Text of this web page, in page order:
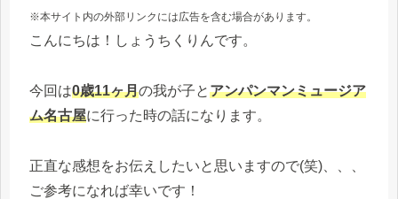
※本サイト内の外部リンクには広告を含む場合があります。
こんにちは！しょうちくりんです。
今回は0歳11ヶ月の我が子とアンパンマンミュージア
ム名古屋に行った時の話になります。
正直な感想をお伝えしたいと思いますので(笑)、、、
ご参考になれば幸いです！